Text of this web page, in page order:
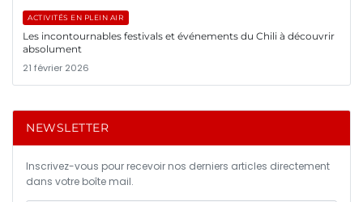
ACTIVITÉS EN PLEIN AIR
Les incontournables festivals et événements du Chili à découvrir
absolument
21 février 2026
NEWSLETTER
Inscrivez-vous pour recevoir nos derniers articles directement
dans votre boîte mail.